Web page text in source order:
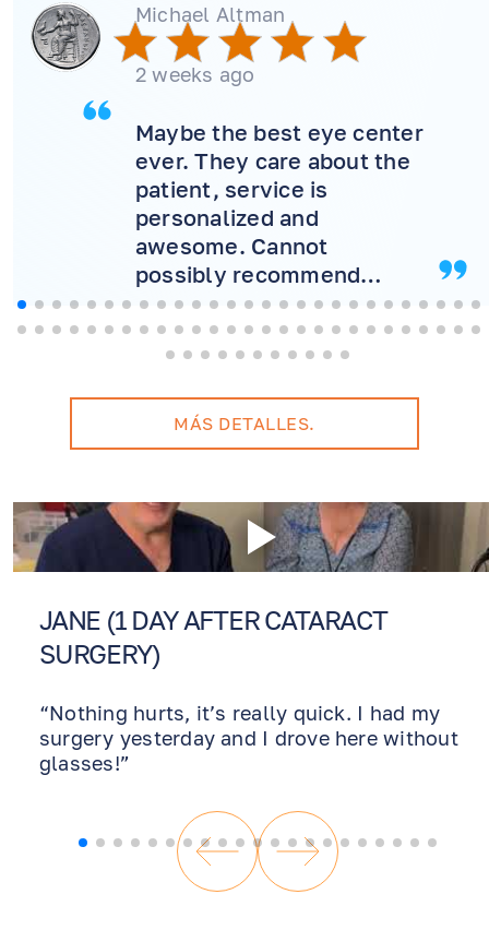
MÁS DETALLES.
Michael Altman
2 weeks ago
Maybe the best eye center
ever. They care about the
patient, service is
personalized and
awesome. Cannot
possibly recommend
more! Will never consider
another doctor.
JANE (1 DAY AFTER CATARACT
SURGERY)
“Nothing hurts, it’s really quick. I had my
surgery yesterday and I drove here without
glasses!”